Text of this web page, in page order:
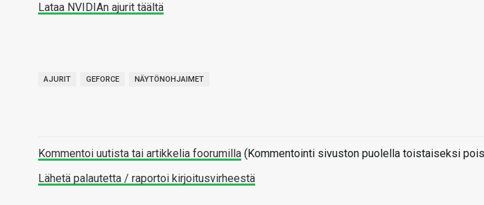
Lataa NVIDIAn ajurit täältä
AJURIT GEFORCE NÄYTÖNOHJAIMET
Kommentoi uutista tai artikkelia foorumilla (Kommentointi sivuston puolella toistaiseksi
Lähetä palautetta / raportoi kirjoitusvirheestä